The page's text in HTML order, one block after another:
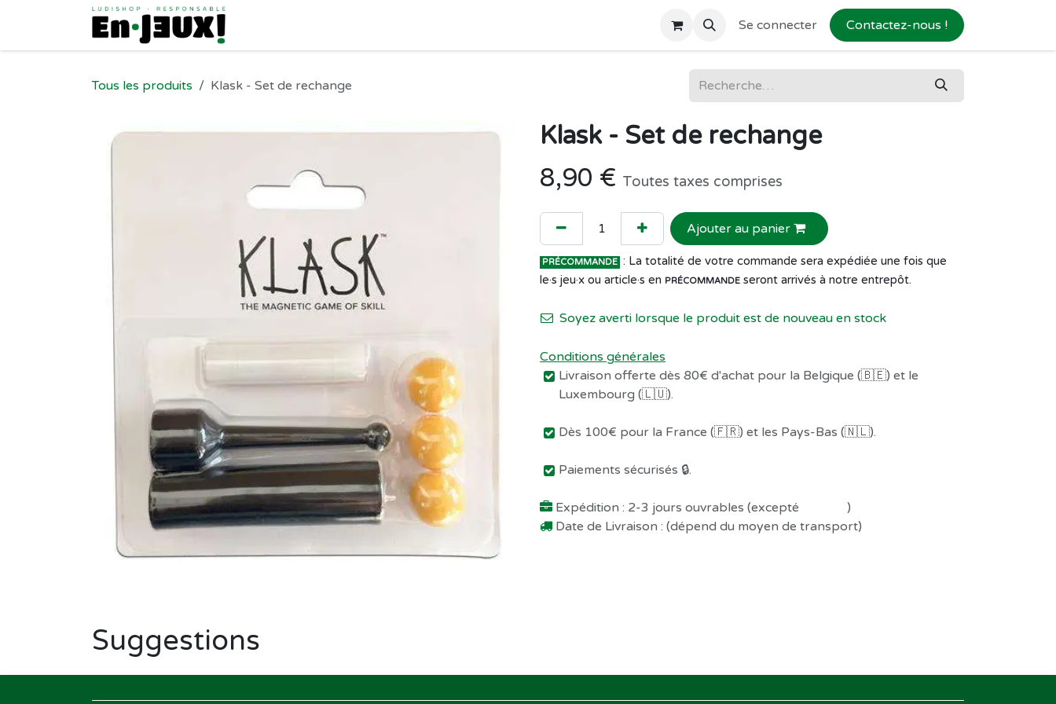
Se rendre au contenu
Se connecter Contactez-nous !
Tous les produits Klask - Set de rechange
Klask - Set de rechange
8,90 € Toutes taxes comprises
Ajouter au panier
PRÉCOMMANDE : La totalité de votre commande sera expédiée une fois que
le·s jeu·x ou article·s en PRÉCOMMANDE seront arrivés à notre entrepôt.
Soyez averti lorsque le produit est de nouveau en stock
Conditions générales
Livraison offerte dès 80€ d'achat pour la Belgique (🇧🇪) et le
Luxembourg (🇱🇺).
Dès 100€ pour la France (🇫🇷) et les Pays-Bas (🇳🇱).
Paiements sécurisés 🔒.
Expédition : 2-3 jours ouvrables (excepté
)
Date de Livraison : (dépend du moyen de transport)
Suggestions